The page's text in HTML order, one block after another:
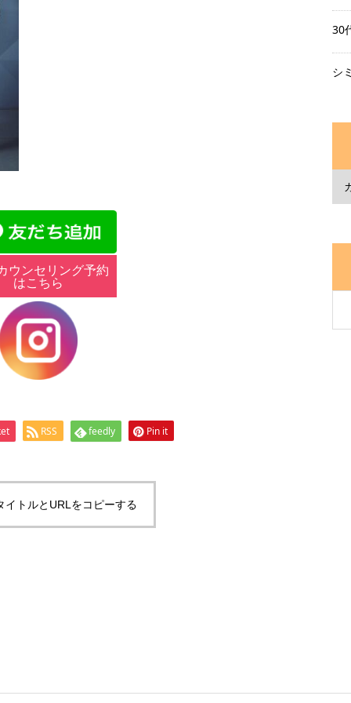
ウンセリング予約
はこちら
RSS feedly Pin it
イトルとURLをコピーする
30
シ